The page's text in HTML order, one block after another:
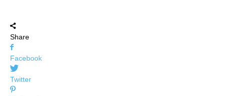
Share
Facebook
Twitter